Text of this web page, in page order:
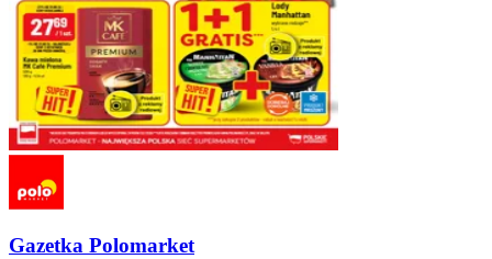
Gazetka Polomarket